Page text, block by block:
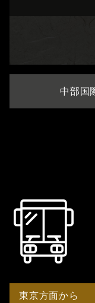
中部国
東京方面から